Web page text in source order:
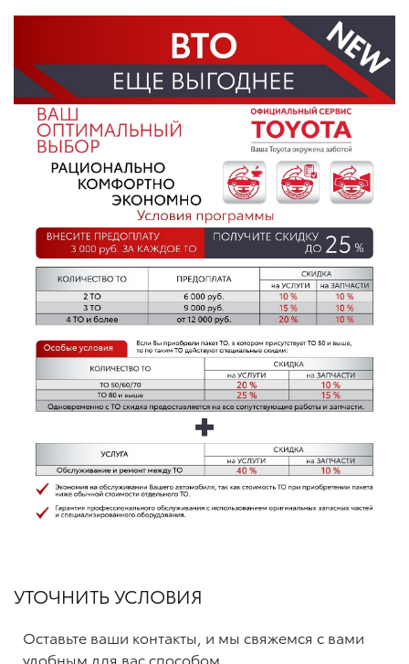
УТОЧНИТЬ УСЛОВИЯ
Оставьте ваши контакты, и мы свяжемся с вами
удобным для вас способом